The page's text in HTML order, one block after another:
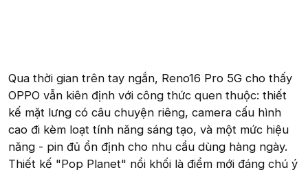
Qua thời gian trên tay ngắn, Reno16 Pro 5G cho thấy
OPPO vẫn kiên định với công thức quen thuộc: thiết
kế mặt lưng có câu chuyện riêng, camera cấu hình
cao đi kèm loạt tính năng sáng tạo, và một mức hiệu
năng - pin đủ ổn định cho nhu cầu dùng hàng ngày.
Thiết kế "Pop Planet" nổi khối là điểm mới đáng chú ý